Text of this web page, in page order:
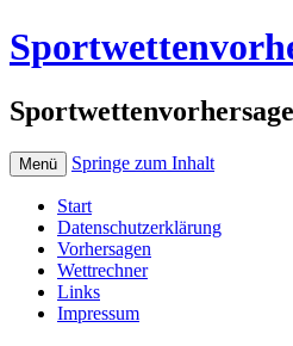
Menü Springe zum Inhalt
Start
Datenschutzerklärung
Vorhersagen
Wettrechner
Links
Impressum